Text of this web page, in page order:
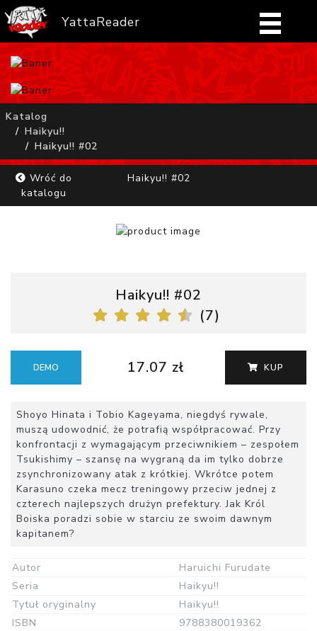
YattaReader
Home
FAQ
Mangi
Katalog
Haikyu!!
Haikyu!! #02
Wróć do
katalogu
Haikyu!! #02
Haikyu!! #02
(7)
DEMO 17.07 zł KUP
Shoyo Hinata i Tobio Kageyama, niegdyś rywale,
muszą udowodnić, że potrafią współpracować. Przy
konfrontacji z wymagającym przeciwnikiem – zespołem
Tsukishimy – szansę na wygraną da im tylko dobrze
zsynchronizowany atak z krótkiej. Wkrótce potem
Karasuno czeka mecz treningowy przeciw jednej z
czterech najlepszych drużyn prefektury. Jak Król
Boiska poradzi sobie w starciu ze swoim dawnym
kapitanem?
Autor
Haruichi Furudate
Seria
Haikyu!!
Tytuł oryginalny
Haikyu!!
ISBN
9788380019362